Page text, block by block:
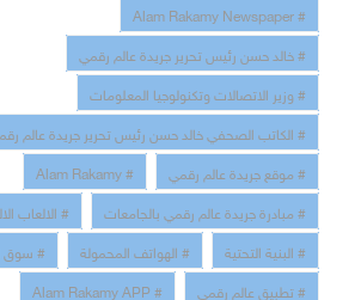
# Alam Rakamy Newspaper
# خالد حسن رئيس تحرير جريدة عالم رقمي
# وزير الاتصالات وتكنولوجيا المعلومات
# الكاتب الصحفي خالد حسن رئيس تحرير جريدة عالم
# موقع جريدة عالم رقمي
# Alam Rakamy
# مبادرة جريدة عالم رقمي بالجامعات
# الالعاب
# البنية التحتية
# الهواتف المحمولة
# سوق
# تطبيق عالم رقمي
# Alam Rakamy APP